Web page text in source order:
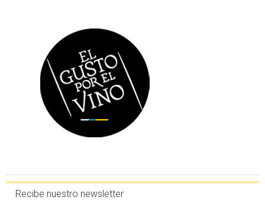
Recibe nuestro newsletter